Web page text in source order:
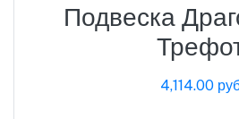
Подвеска
4,114.00